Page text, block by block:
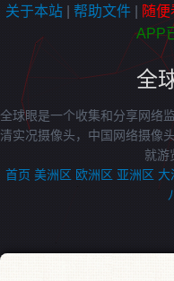
关于本站 帮助文件 随便
APP
全
全球眼是一个收集和分享网络
清实况摄像头，中国网络摄像
就游
首页 美洲区 欧洲区 亚洲区 大